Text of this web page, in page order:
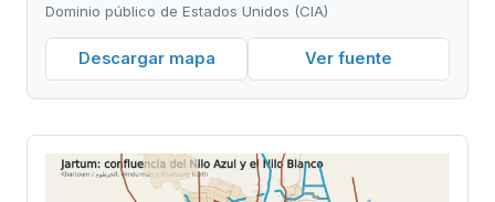
Dominio público de Estados Unidos (CIA)
Descargar mapa Ver fuente